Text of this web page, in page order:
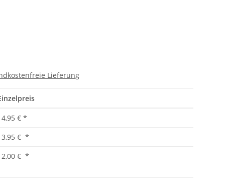
Lieferung
€ *
€ *
€ *